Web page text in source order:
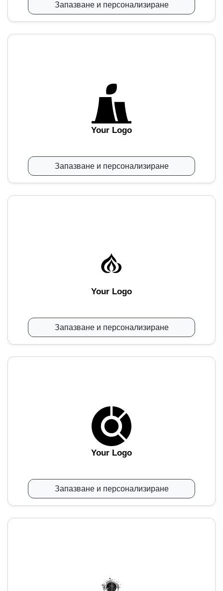
Запазване и персонализиране
Your Logo
Запазване и персонализиране
Your Logo
Запазване и персонализиране
Your Logo
Запазване и персонализиране